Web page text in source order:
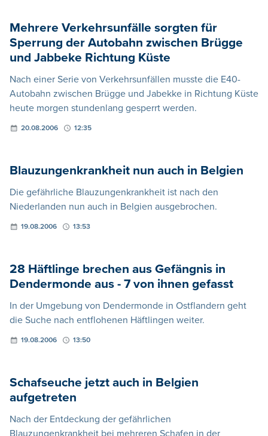
Mehrere Verkehrsunfälle sorgten für
Sperrung der Autobahn zwischen Brügge
und Jabbeke Richtung Küste
Nach einer Serie von Verkehrsunfällen musste die E40-
Autobahn zwischen Brügge und Jabekke in Richtung Küste
heute morgen stundenlang gesperrt werden.
20.08.2006 12:35
Blauzungenkrankheit nun auch in Belgien
Die gefährliche Blauzungenkrankheit ist nach den
Niederlanden nun auch in Belgien ausgebrochen.
19.08.2006 13:53
28 Häftlinge brechen aus Gefängnis in
Dendermonde aus - 7 von ihnen gefasst
In der Umgebung von Dendermonde in Ostflandern geht
die Suche nach entflohenen Häftlingen weiter.
19.08.2006 13:50
Schafseuche jetzt auch in Belgien
aufgetreten
Nach der Entdeckung der gefährlichen
Blauzungenkrankheit bei mehreren Schafen in der